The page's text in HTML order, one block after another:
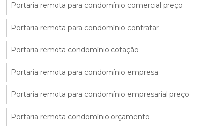
Portaria remota para condomínio comercial preço
Portaria remota para condomínio contratar
Portaria remota condomínio cotação
Portaria remota para condomínio empresa
Portaria remota para condomínio empresarial preço
Portaria remota condomínio orçamento